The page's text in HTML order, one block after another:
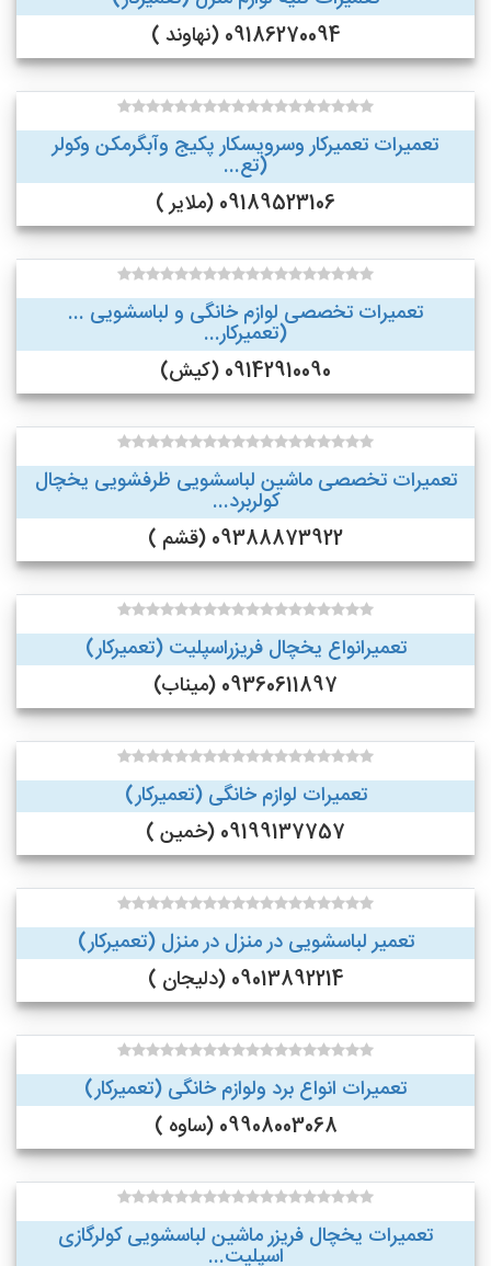
09186270094 (نهاوند )
تعمیرات تعمیرکار وسرویسکار پکیج وآبگرمکن وکولر
(تع...
09189523106 (ملایر )
تعمیرات تخصصی لوازم خانگی و لباسشویی ...
(تعمیرکار...
09142910090 (کیش)
تعمیرات تخصصی ماشین لباسشویی ظرفشویی یخچال
کولربرد...
09388873922 (قشم )
تعمیرانواع یخچال فریزراسپلیت (تعمیرکار)
09360611897 (میناب)
تعمیرات لوازم خانگی (تعمیرکار)
09199137757 (خمین )
تعمیر لباسشویی در منزل در منزل (تعمیرکار)
09013892214 (دلیجان )
تعمیرات انواع برد ولوازم خانگی (تعمیرکار)
09908003068 (ساوه )
تعمیرات یخچال فریزر ماشین لباسشویی کولرگازی
اسپلیت...